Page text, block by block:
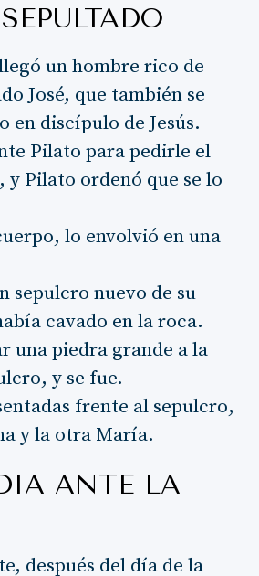
un hombre rico de
José, que también se
en discípulo de Jesús.
Pilato para pedirle el
y Pilato ordenó que se lo
lo envolvió en una
sepulcro nuevo de su
cavado en la roca.
una piedra grande a la
y se fue.
frente al sepulcro,
y la otra María.
ANTE LA
después del día de la